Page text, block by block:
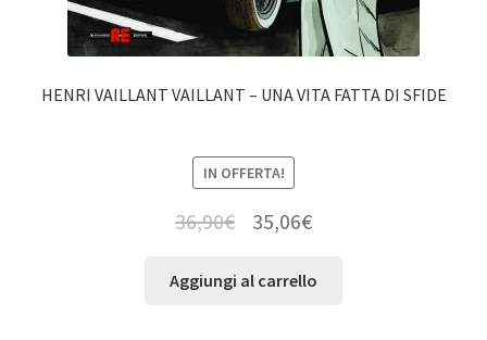
HENRI VAILLANT VAILLANT – UNA VITA FATTA DI SFIDE
IN OFFERTA!
36,90€ 35,06€
Aggiungi al carrello